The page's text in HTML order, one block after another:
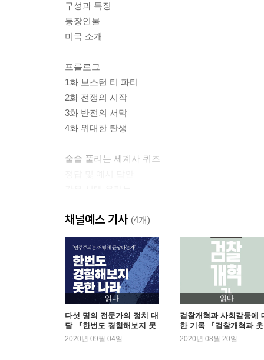
구성과 특징
등장인물
미국 소개
프롤로그
1화 보스턴 티 파티
2화 전쟁의 시작
3화 반전의 서막
4화 위대한 탄생
술술 풀리는 세계사 퀴즈
같은 시대 우리는
채널예스 기사 (4개)
읽다
다섯 명의 전문가의 정치 대
담 『한번도 경험해보지 못
한 나라』 2주 연속 1위
2020년 09월 04일
읽다
검찰개혁과 사회갈등에
한 기록 『검찰개혁과
시민』 1위
2020년 08월 20일